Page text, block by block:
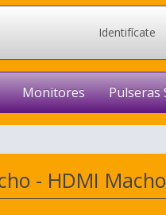
Identifícate
Monitores Pulseras
- HDMI